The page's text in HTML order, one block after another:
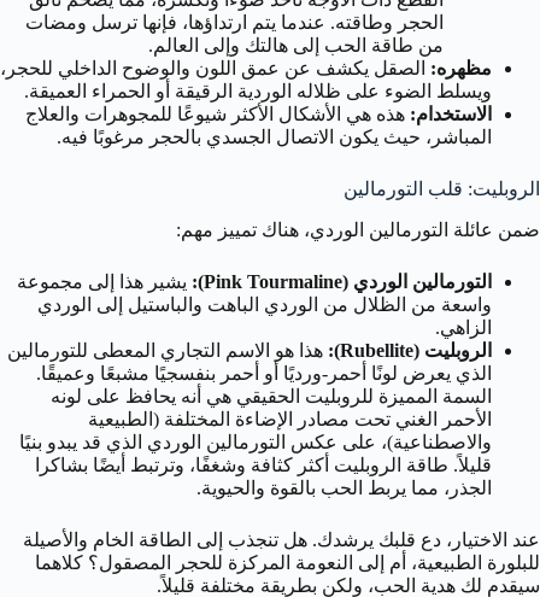
الحجر وطاقته. عندما يتم ارتداؤها، فإنها ترسل ومضات
من طاقة الحب إلى هالتك وإلى العالم.
مظهره: الصقل يكشف عن عمق اللون والوضوح الداخلي للحجر،
ويسلط الضوء على ظلاله الوردية الرقيقة أو الحمراء العميقة.
الاستخدام: هذه هي الأشكال الأكثر شيوعًا للمجوهرات والعلاج
المباشر، حيث يكون الاتصال الجسدي بالحجر مرغوبًا فيه.
الروبليت: قلب التورمالين
ضمن عائلة التورمالين الوردي، هناك تمييز مهم:
التورمالين الوردي (Pink Tourmaline):
يشير هذا إلى مجموعة
واسعة من الظلال من الوردي الباهت والباستيل إلى الوردي
الزاهي.
الروبليت (Rubellite):
هذا هو الاسم التجاري المعطى للتورمالين
الذي يعرض لونًا أحمر-ورديًا أو أحمر بنفسجيًا مشبعًا وعميقًا.
السمة المميزة للروبليت الحقيقي هي أنه يحافظ على لونه
الأحمر الغني تحت مصادر الإضاءة المختلفة (الطبيعية
والاصطناعية)، على عكس التورمالين الوردي الذي قد يبدو بنيًا
قليلاً. طاقة الروبليت أكثر كثافة وشغفًا، وترتبط أيضًا بشاكرا
الجذر، مما يربط الحب بالقوة والحيوية.
عند الاختيار، دع قلبك يرشدك. هل تنجذب إلى الطاقة الخام والأصيلة
للبلورة الطبيعية، أم إلى النعومة المركزة للحجر المصقول؟ كلاهما
سيقدم لك هدية الحب، ولكن بطريقة مختلفة قليلاً.